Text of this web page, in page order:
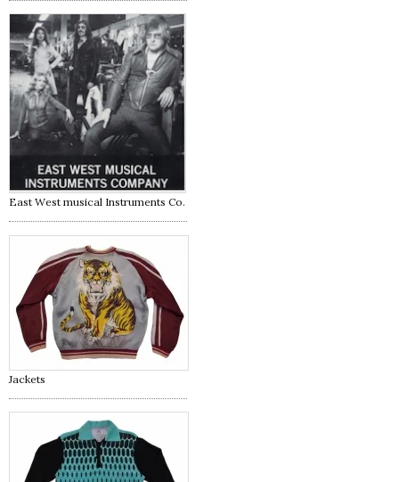
East West musical Instruments Co.
Jackets